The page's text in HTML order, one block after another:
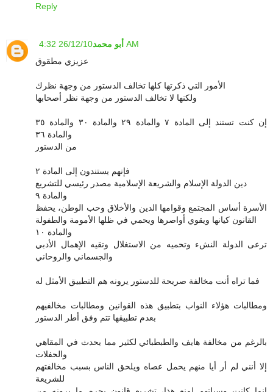
Reply
أبو محمد 26/12/10 4:32 AM
عزيزي مطقوق
الأمور التي ذكرتها كلها تخالف الدستور من وجهة نظرك
ولكنها لا تخالف الدستور من وجهة نظر أصحابها
إن كنت تستند إلى المادة ٧ والمادة ٢٩ والمادة ٣٠ والمادة ٣٥
من الدستور
فإنهم يستندون إلى المادة ٢
دين الدولة الإسلام والشريعة الإسلامية مصدر رئيسي للتشريع
والمادة ٩
الأسرة أساس المجتمع وقوامها الدين والأخلاق وحب الوطن، يحفظ
القانون كيانها ويقوي أواصرها ويحمي في ظلها الأمومة والطفولة
والمادة ١٠
ترعى الدولة النشء وتحميه من الاستغلال وتقيه الإهمال الأدبي
والجسماني والروحاني
فما تراه أنت مخالفة صريحة للدستور يرونه هم التطبيق الأمثل له
ومطالبات هؤلاء النواب بتطبيق هذه القوانين ومطالبات مخالفيهم
بعدم تطبيقها تتم وفق أطر الدستور
بالرغم من مخالفة هايف والطبطبائي لكثير مما يحدث في المقاهي
والحفلات
إلا أنني لم أر أيا منهم يحمل عصاه ويلحق الناس بسبب مخالفتهم
للشريعة